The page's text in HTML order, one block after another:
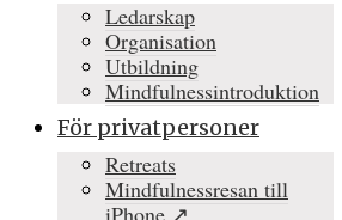
Ledarskap
Organisation
Utbildning
Mindfulnessintroduktion
För privatpersoner
Retreats
Mindfulnessresan till
iPhone ↗